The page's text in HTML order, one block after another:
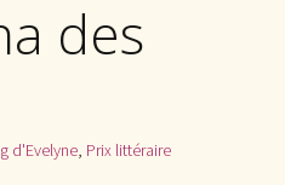
des
d'Evelyne, Prix littéraire